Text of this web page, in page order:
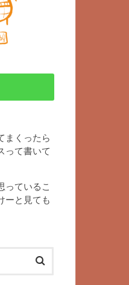
まくったら
って書いて
っているこ
ーと見ても